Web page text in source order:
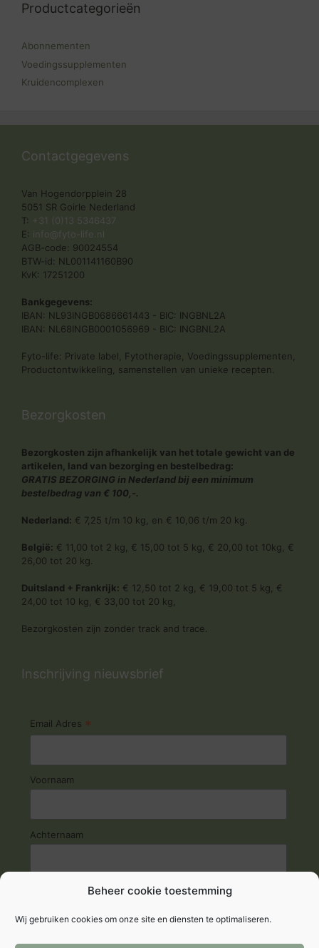
Beheer cookie toestemming
Wij gebruiken cookies om onze site en diensten te optimaliseren.
Productcategorieën
Abonnementen
Voedingssupplementen
Kruidencomplexen
Contactgegevens
Van Hogendorpplein 28
5051 SR Goirle Nederland
T: +31 (0)13 5346437
E: info@fyto-life.nl
AGB-code: 90024554
BTW-id: NL001141160B90
KvK: 17251200
Bankgegevens:
IBAN: NL93INGB0686661443 - BIC: INGBNL2A
IBAN: NL68INGB0001056969 - BIC: INGBNL2A
Fyto-life: Private label, Fytotherapie, Voedingssupplementen,
Productontwikkeling, samenstellen van unieke recepten.
Bezorgkosten
Bezorgkosten zijn afhankelijk van het totale gewicht van de
artikelen, land van bezorging en bestelbedrag:
GRATIS BEZORGING in Nederland bij een minimum
bestelbedrag van € 100,-.
Nederland: € 7,25 t/m 10 kg, en € 10,06 t/m 20 kg.
België: € 11,00 tot 2 kg, € 15,00 tot 5 kg, € 20,00 tot 10kg, €
26,00 tot 20 kg.
Duitsland + Frankrijk: € 12,50 tot 2 kg, € 19,00 tot 5 kg, €
24,00 tot 10 kg, € 33,00 tot 20 kg,
Bezorgkosten zijn zonder track and trace.
Inschrijving nieuwsbrief
Email Adres *
Voornaam
Achternaam